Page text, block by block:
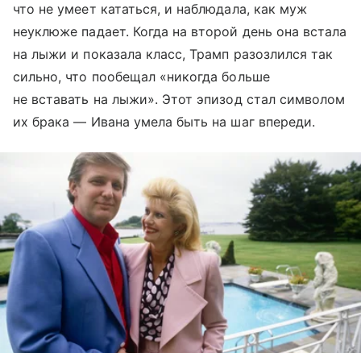
что не умеет кататься, и наблюдала, как муж
неуклюже падает. Когда на второй день она встала
на лыжи и показала класс, Трамп разозлился так
сильно, что пообещал «никогда больше
не вставать на лыжи». Этот эпизод стал символом
их брака — Ивана умела быть на шаг впереди.